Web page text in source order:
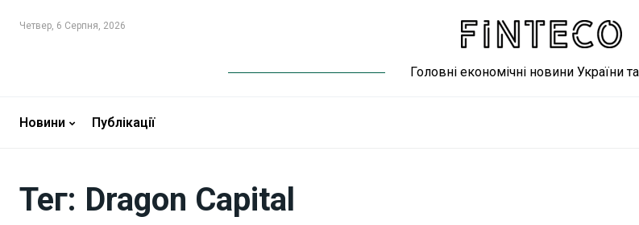
Бізнес
Валютний ринок
Бізнес
Валютний ринок
Четвер, 6 Серпня, 2026
Головні економічні новини України
Новини Публікації
Тег: Dragon Capital